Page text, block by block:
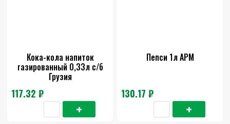
Кока-кола напиток
газированный 0,33л с/б
Грузия
117.32 ₽
Пепси 1л АРМ
130.17 ₽